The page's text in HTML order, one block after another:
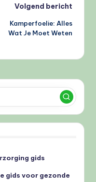
Volgend bericht
Kamperfoelie: Alles
Wat Je Moet Weten
gids
gids voor gezonde